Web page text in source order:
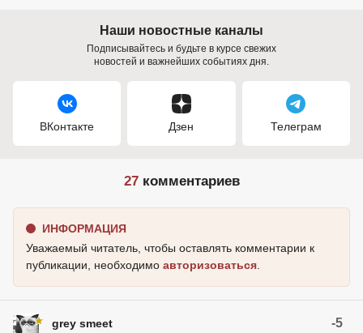
Наши новостные каналы
Подписывайтесь и будьте в курсе свежих
новостей и важнейших событиях дня.
ВКонтакте Дзен Телеграм
27комментариев
ИНФОРМАЦИЯ
Уважаемый читатель, чтобы оставлять комментарии к
публикации, необходимо авторизоваться
grey smeet -5